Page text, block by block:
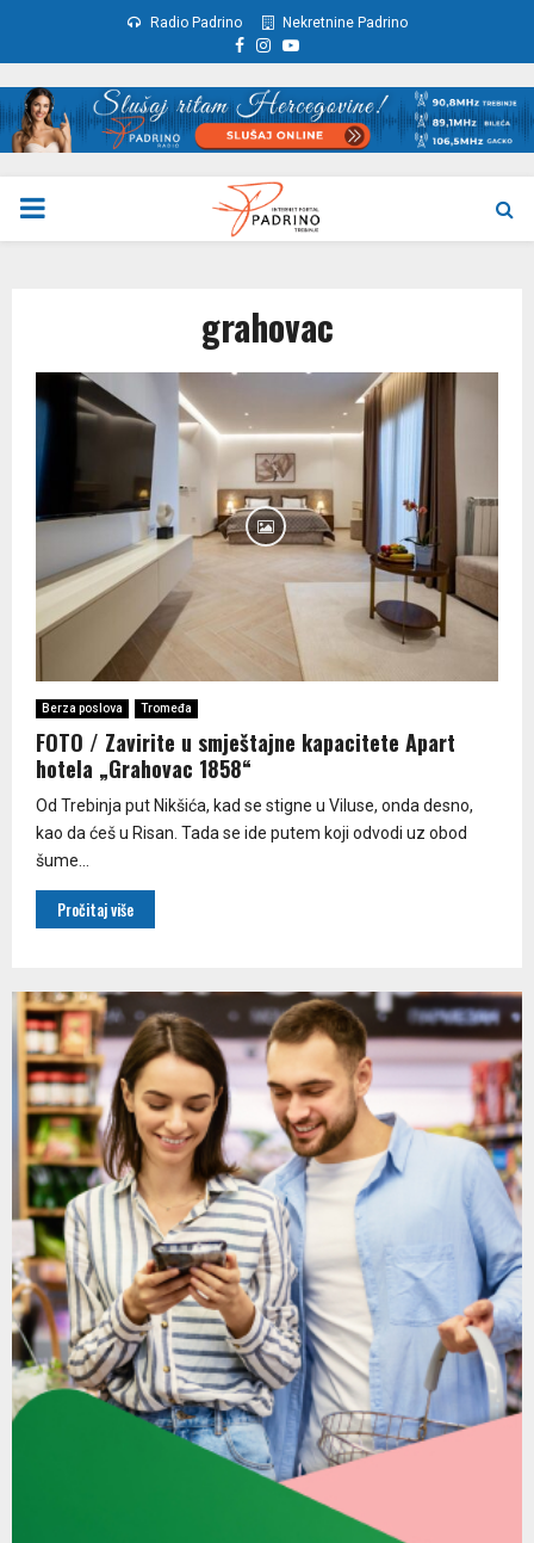
Radio Padrino Nekretnine Padrino
Facebook
Instagram
Youtube
PRIMARY
grahovac
Berza poslova Tromeđa
FOTO / Zavirite u smještajne kapacitete Apart
hotela „Grahovac 1858“
Od Trebinja put Nikšića, kad se stigne u Viluse, onda desno,
kao da ćeš u Risan. Tada se ide putem koji odvodi uz obod
šume...
Pročitaj više